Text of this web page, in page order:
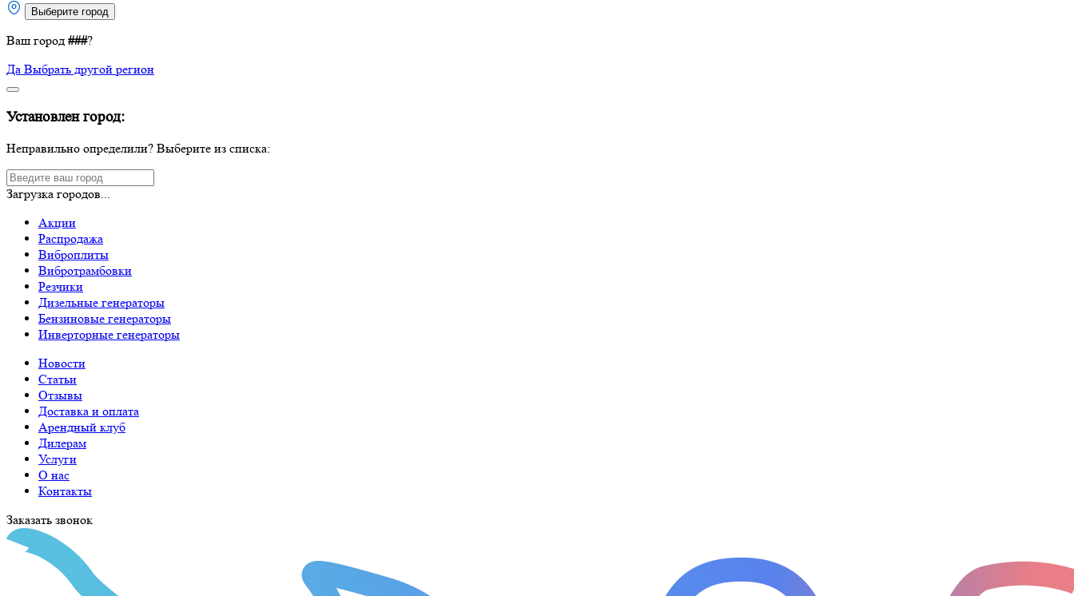
Выберите город
Ваш город ###?
Да Выбрать другой регион
Установлен город:
Неправильно определили? Выберите из списка:
Загрузка городов...
Акции
Распродажа
Виброплиты
Вибротрамбовки
Резчики
Дизельные генераторы
Бензиновые генераторы
Инверторные генераторы
Новости
Статьи
Отзывы
Доставка и оплата
Арендный клуб
Дилерам
Услуги
О нас
Контакты
Заказать звонок